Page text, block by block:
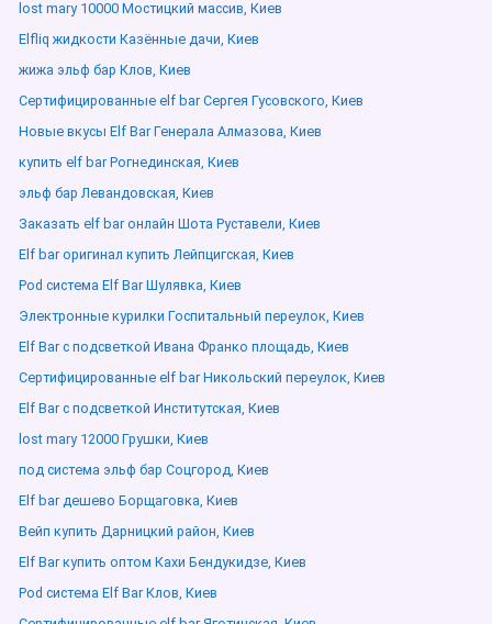
lost mary 10000 Мостицкий массив, Киев
Elfliq жидкости Казённые дачи, Киев
жижа эльф бар Клов, Киев
Сертифицированные elf bar Сергея Гусовского, Киев
Новые вкусы Elf Bar Генерала Алмазова, Киев
купить elf bar Рогнединская, Киев
эльф бар Левандовская, Киев
Заказать elf bar онлайн Шота Руставели, Киев
Elf bar оригинал купить Лейпцигская, Киев
Pod система Elf Bar Шулявка, Киев
Электронные курилки Госпитальный переулок, Киев
Elf Bar с подсветкой Ивана Франко площадь, Киев
Сертифицированные elf bar Никольский переулок, Киев
Elf Bar с подсветкой Институтская, Киев
lost mary 12000 Грушки, Киев
под система эльф бар Соцгород, Киев
Elf bar дешево Борщаговка, Киев
Вейп купить Дарницкий район, Киев
Elf Bar купить оптом Кахи Бендукидзе, Киев
Pod система Elf Bar Клов, Киев